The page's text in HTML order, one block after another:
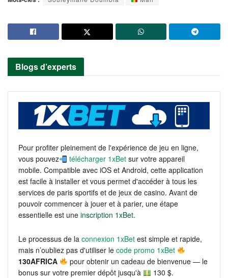
Blogs d’experts
Pour profiter pleinement de l'expérience de jeu en ligne,
vous pouvez
télécharger 1xBet sur votre appareil
mobile. Compatible avec iOS et Android, cette application
est facile à installer et vous permet d'accéder à tous les
services de paris sportifs et de jeux de casino. Avant de
pouvoir commencer à jouer et à parier, une étape
essentielle est une inscription 1xBet.
Le processus de la connexion 1xBet est simple et rapide,
mais n’oubliez pas d'utiliser le code promo 1xBet
130AFRICA
pour obtenir un cadeau de bienvenue — le
bonus sur votre premier dépôt jusqu'à
130 $.